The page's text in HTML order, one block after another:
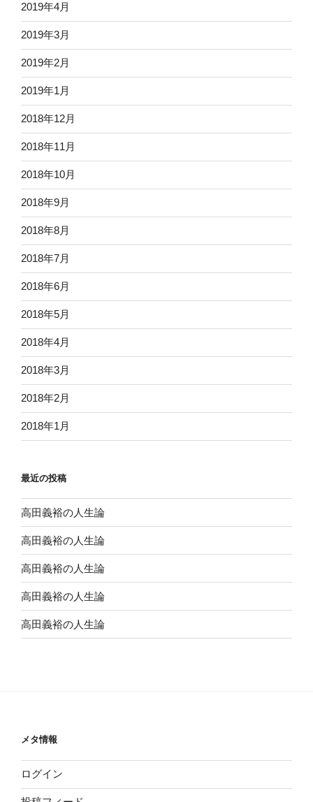
2019年4月
2019年3月
2019年2月
2019年1月
2018年12月
2018年11月
2018年10月
2018年9月
2018年8月
2018年7月
2018年6月
2018年5月
2018年4月
2018年3月
2018年2月
2018年1月
最近の投稿
高田義裕の人生論
高田義裕の人生論
高田義裕の人生論
高田義裕の人生論
高田義裕の人生論
メタ情報
ログイン